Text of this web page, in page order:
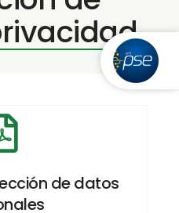
de datos